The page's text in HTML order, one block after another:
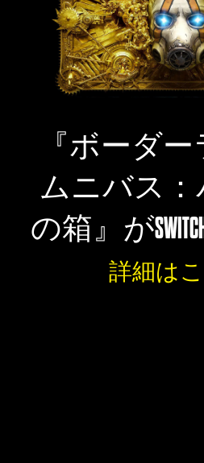
『ボーダ
ムニバス：
の箱』が
詳細は